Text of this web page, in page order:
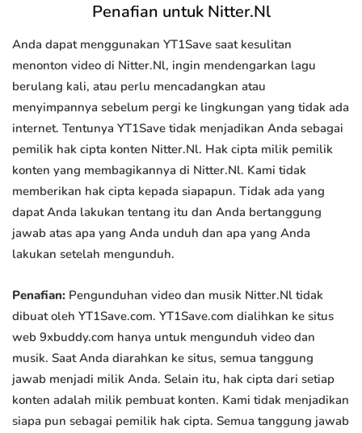
Penafian untuk Nitter.Nl
Anda dapat menggunakan YT1Save saat kesulitan
menonton video di Nitter.Nl, ingin mendengarkan lagu
berulang kali, atau perlu mencadangkan atau
menyimpannya sebelum pergi ke lingkungan yang tidak ada
internet. Tentunya YT1Save tidak menjadikan Anda sebagai
pemilik hak cipta konten Nitter.Nl. Hak cipta milik pemilik
konten yang membagikannya di Nitter.Nl. Kami tidak
memberikan hak cipta kepada siapapun. Tidak ada yang
dapat Anda lakukan tentang itu dan Anda bertanggung
jawab atas apa yang Anda unduh dan apa yang Anda
lakukan setelah mengunduh.
Penafian: Pengunduhan video dan musik Nitter.Nl tidak
dibuat oleh YT1Save.com. YT1Save.com dialihkan ke situs
web 9xbuddy.com hanya untuk mengunduh video dan
musik. Saat Anda diarahkan ke situs, semua tanggung
jawab menjadi milik Anda. Selain itu, hak cipta dari setiap
konten adalah milik pembuat konten. Kami tidak menjadikan
siapa pun sebagai pemilik hak cipta. Semua tanggung jawab